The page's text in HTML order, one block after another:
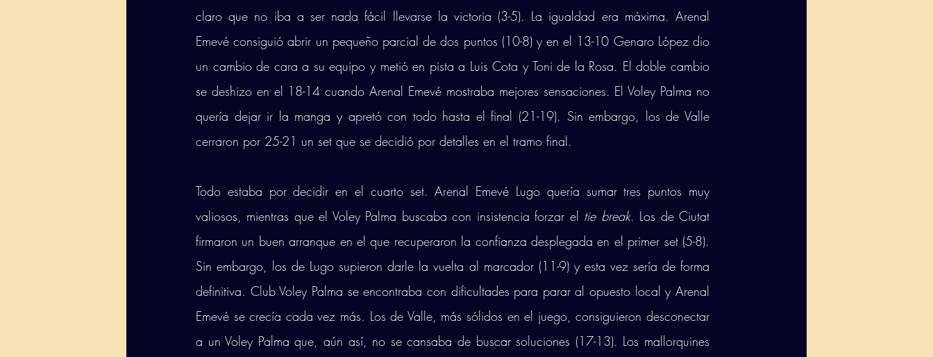
claro que no iba a ser nada fácil llevarse la victoria (3-5). La igualdad era máxima. Arenal
Emevé consiguió abrir un pequeño parcial de dos puntos (10-8) y en el 13-10 Genaro López dio
un cambio de cara a su equipo y metió en pista a Luis Cota y Toni de la Rosa. El doble cambio
se deshizo en el 18-14 cuando Arenal Emevé mostraba mejores sensaciones. El Voley Palma no
quería dejar ir la manga y apretó con todo hasta el final (21-19). Sin embargo, los de Valle
cerraron por 25-21 un set que se decidió por detalles en el tramo final.
Todo estaba por decidir en el cuarto set. Arenal Emevé Lugo quería sumar tres puntos muy
valiosos, mientras que el Voley Palma buscaba con insistencia forzar el tie break. Los de Ciutat
firmaron un buen arranque en el que recuperaron la confianza desplegada en el primer set (5-8).
Sin embargo, los de Lugo supieron darle la vuelta al marcador (11-9) y esta vez sería de forma
definitiva. Club Voley Palma se encontraba con dificultades para parar al opuesto local y Arenal
Emevé se crecía cada vez más. Los de Valle, más sólidos en el juego, consiguieron desconectar
a un Voley Palma que, aún así, no se cansaba de buscar soluciones (17-13). Los mallorquines